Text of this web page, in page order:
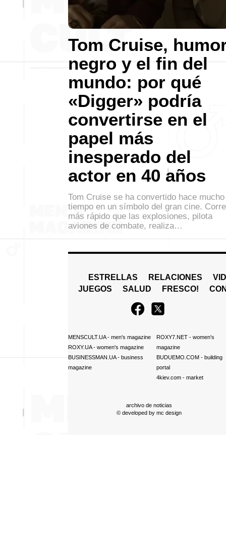
Tom Cruise,
negro y el fin del
mundo: por qué
«Digger» podría
convertirse en el
papel más
inesperado del
actor en 40 años
Tom Cruise se ha convertido hace mucho
tiempo en un símbolo del gran cine. Corre
más rápido que las explosiones, pilota
aviones de combate, realiza…
ESTRELLAS RELACIONES
JUEGOS
SALUD FRESCO!
MENSCULT.UA- men's magazine
ROXY.UA- women's magazine
BUSINESSMAN.UA- business
magazine
ROXY7.NET- women's
magazine
BUDUEMO.COM- building
portal
4kiev.com- market
archivo de noticias
© developed by mc design